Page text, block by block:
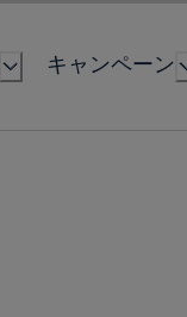
キャンペーン